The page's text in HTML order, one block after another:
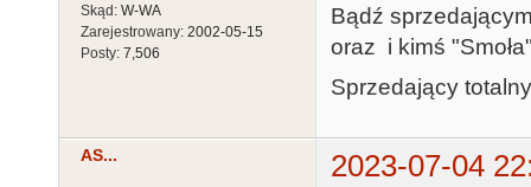
Skąd: W-WA
Zarejestrowany: 2002-05-15
Posty: 7,506
Bądź
oraz i kimś
Sprzedający
AS... 2023-07-04